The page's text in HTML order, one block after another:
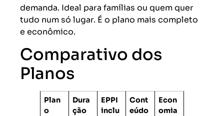
demanda. Ideal para famílias ou quem quer
tudo num só lugar. É o plano mais completo
e econômico.
Comparativo dos
Planos
Plan
o
Dura
ção
EPPI
inclu
Cont
eúdo
Econ
omia